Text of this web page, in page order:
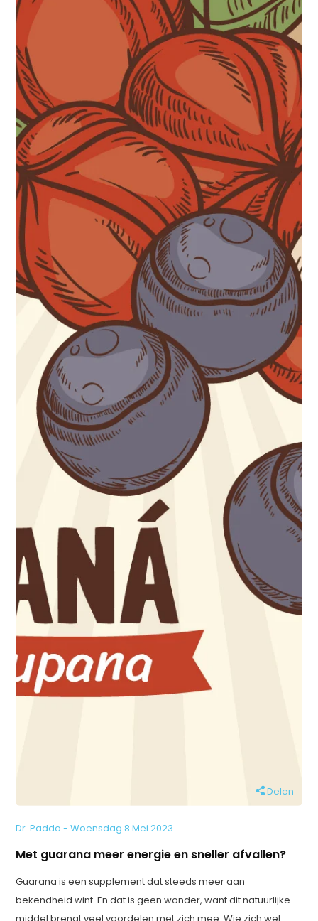
Delen
Dr. Paddo - Woensdag 8 Mei 2023
Met guarana meer energie en sneller afvallen?
Guarana is een supplement dat steeds meer aan
bekendheid wint. En dat is geen wonder, want dit natuurlijke
middel brengt veel voordelen met zich mee. Wie zich wel